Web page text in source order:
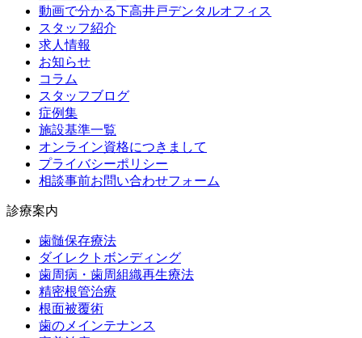
動画で分かる下高井戸デンタルオフィス
スタッフ紹介
求人情報
お知らせ
コラム
スタッフブログ
症例集
施設基準一覧
オンライン資格につきまして
プライバシーポリシー
相談事前お問い合わせフォーム
診療案内
歯髄保存療法
ダイレクトボンディング
歯周病・歯周組織再生療法
精密根管治療
根面被覆術
歯のメインテナンス